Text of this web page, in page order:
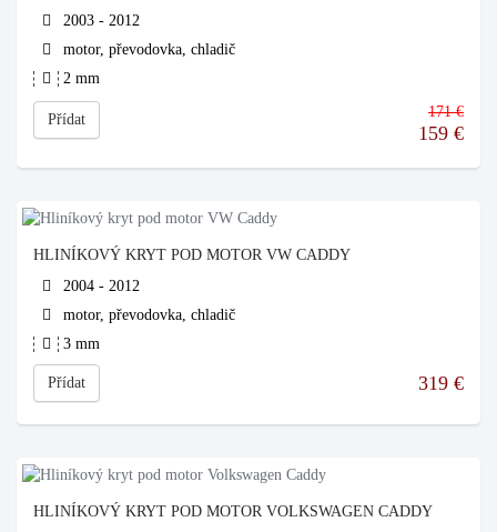
2003 - 2012
motor, převodovka, chladič
2 mm
Přídat 171 €
159 €
HLINÍKOVÝ KRYT POD MOTOR VW CADDY
2004 - 2012
motor, převodovka, chladič
3 mm
Přídat 319 €
HLINÍKOVÝ KRYT POD MOTOR VOLKSWAGEN CADDY